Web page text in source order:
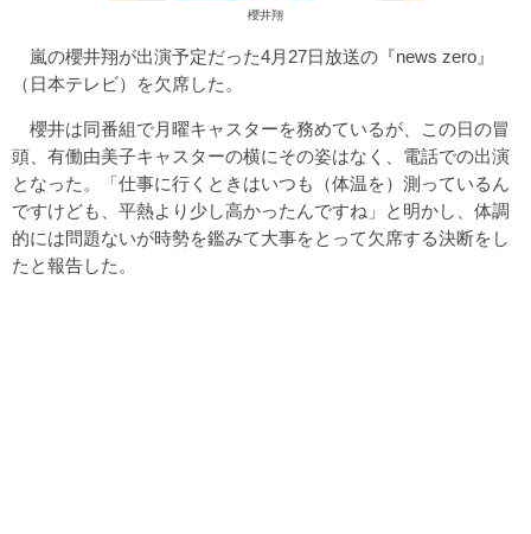
櫻井翔
嵐の櫻井翔が出演予定だった4月27日放送の『news zero』
（日本テレビ）を欠席した。
櫻井は同番組で月曜キャスターを務めているが、この日の冒
頭、有働由美子キャスターの横にその姿はなく、電話での出演
となった。「仕事に行くときはいつも（体温を）測っているん
ですけども、平熱より少し高かったんですね」と明かし、体調
的には問題ないが時勢を鑑みて大事をとって欠席する決断をし
たと報告した。